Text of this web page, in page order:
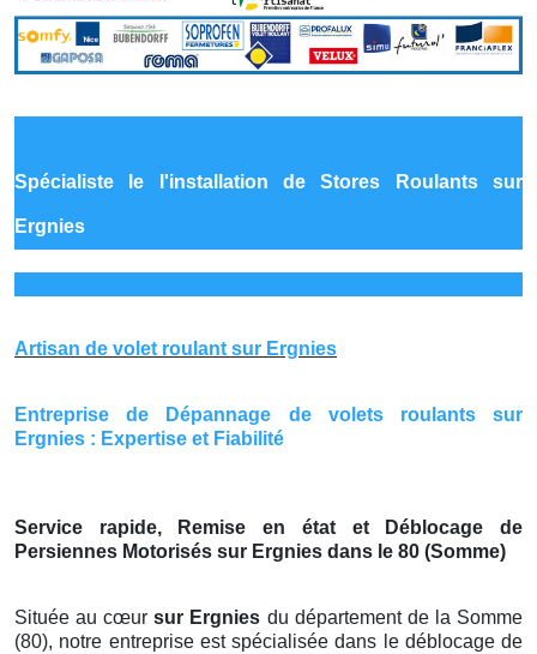
Spécialiste le l'installation de Stores Roulants sur
Ergnies
Artisan de volet roulant sur Ergnies
Entreprise de Dépannage de volets roulants sur
Ergnies : Expertise et Fiabilité
Service rapide, Remise en état et Déblocage de
Persiennes Motorisés sur Ergnies dans le 80 (Somme)
Située au cœursur Ergnies du département de la Somme
(80), notre entreprise est spécialisée dans le déblocage de